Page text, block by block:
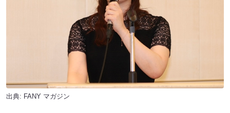
出典: FANY マガジン